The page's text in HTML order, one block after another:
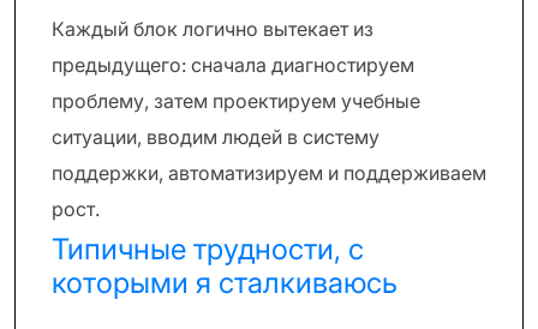
Каждый блок логично вытекает из
предыдущего: сначала диагностируем
проблему, затем проектируем учебные
ситуации, вводим людей в систему
поддержки, автоматизируем и поддерживаем
рост.
Типичные трудности, с
которыми я сталкиваюсь